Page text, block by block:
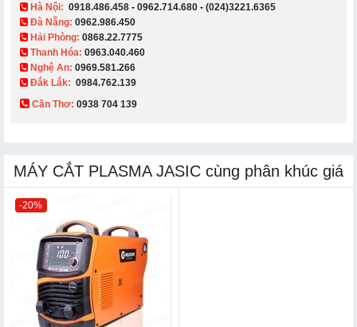
Hà Nội: 0918.486.458 - 0962.714.680 - (024)3221.6365
Đà Nẵng: 0962.986.450
Hải Phòng: 0868.22.7775
Thanh Hóa: 0963.040.460
Nghệ An: 0969.581.266
Đắk Lắk: 0984.762.139
Cần Thơ: 0938 704 139​
MÁY CẮT PLASMA JASIC cùng phân khúc giá
-20%